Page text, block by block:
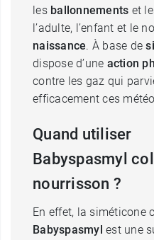
les ballonnements et
l’adulte, l’enfant et le
naissance. À base de
dispose d’une action
contre les gaz qui
efficacement ces
Quand utiliser
Babyspasmyl
nourrisson ?
En effet, la siméticone
Babyspasmyl est une